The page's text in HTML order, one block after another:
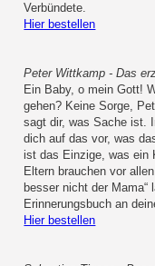
Verbündete.
Hier bestellen
Peter Wittkamp - Das
Ein Baby, o mein Gott!
gehen? Keine Sorge,
sagt dir, was Sache ist.
dich auf das vor, was
ist das Einzige, was ein
Eltern brauchen vor
besser nicht der
Erinnerungsbuch an
Hier bestellen